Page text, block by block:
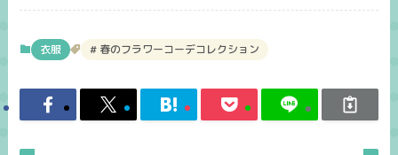
衣服 春のフラワーコーデコレクション